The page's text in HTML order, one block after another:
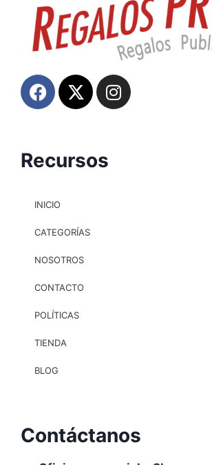
Contáctanos
Recursos
INICIO
CATEGORÍAS
NOSOTROS
CONTACTO
POLÍTICAS
TIENDA
BLOG